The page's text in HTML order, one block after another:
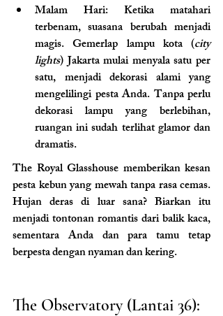
Malam Hari: Ketika matahari
terbenam, suasana berubah menjadi
magis. Gemerlap lampu kota (city
lights) Jakarta mulai menyala satu per
satu, menjadi dekorasi alami yang
mengelilingi pesta Anda. Tanpa perlu
dekorasi lampu yang berlebihan,
ruangan ini sudah terlihat glamor dan
dramatis.
The Royal Glasshouse memberikan kesan
pesta kebun yang mewah tanpa rasa cemas.
Hujan deras di luar sana? Biarkan itu
menjadi tontonan romantis dari balik kaca,
sementara Anda dan para tamu tetap
berpesta dengan nyaman dan kering.
The Observatory (Lantai 36):